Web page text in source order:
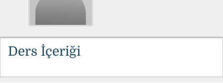
Ders İçeriği